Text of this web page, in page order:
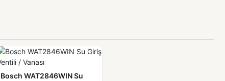
Bosch WAT2846WIN Su